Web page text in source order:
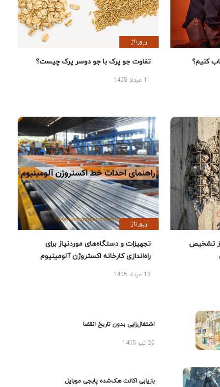
کنیم؟
رپورتاژ
تفاوت جو پرک با جو دوسر پرک چیست؟
تشخیص
رپورتاژ
تجهیزات و دستگاه‌های موردنیاز برای
راه‌اندازی کارخانه اکستروژن آلومینیوم
13 مرداد 1405
اشتغال‌زایی بدون تاریخ انقضا
20 تیر 1405
بازیابی اکانت هک‌شده پابجی موبایل